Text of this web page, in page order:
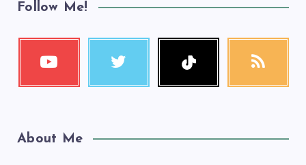
Follow Me!
About Me